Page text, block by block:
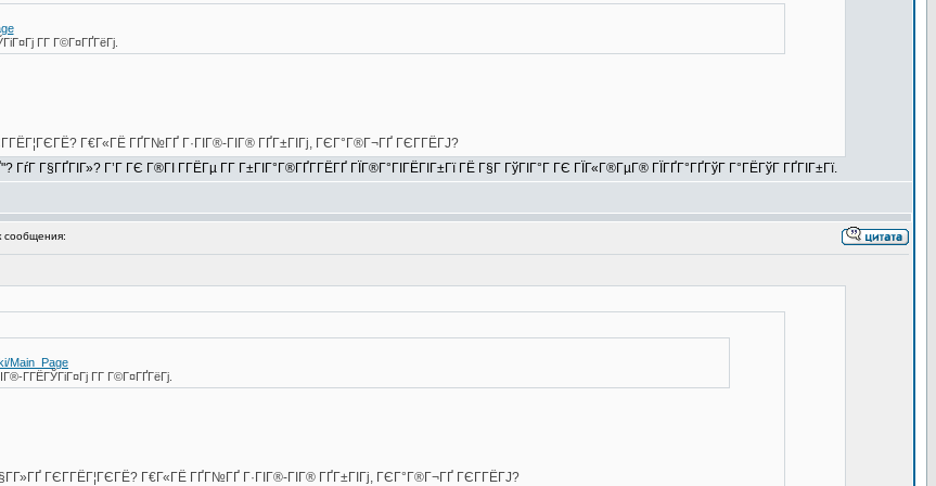
Г­Г Г©Г¤ГҐГёГј.
Г€Г«ГЁ ГҐГ№ГҐ Г·ГІГ®-ГІГ® ГҐГ±ГІГј, ГЄГ°Г®Г¬ГҐ ГЄГ­ГЁГЈ?
Г§ГҐГІГ»? Г’Г ГЄ Г®ГІ Г­ГЁГµ Г­Г Г±ГІГ°Г®ГҐГ­ГЁГҐ ГЇГ®Г°ГІГЁГІГ±Гї ГЁ Г§Г ГўГІГ°Г ГЄ ГЇГ«Г®ГµГ® ГЇГҐГ°ГҐГўГ Г°ГЁГўГ ГҐГІГ±Гї.
сообщения:
Main_Page
Г­ГЁГЎГіГ¤Гј Г­Г Г©Г¤ГҐГёГј.
ГЄГ­ГЁГ¦ГЄГЁ? Г€Г«ГЁ ГҐГ№ГҐ Г·ГІГ®-ГІГ® ГҐГ±ГІГј, ГЄГ°Г®Г¬ГҐ ГЄГ­ГЁГЈ?